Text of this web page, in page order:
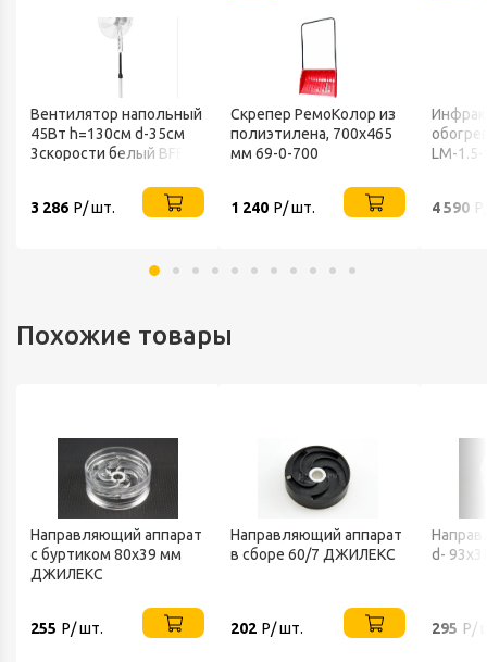
Вентилятор напольный
45Вт h=130см d-35см
3скорости белый BFF-
3 286 Р/ шт.
Скрепер РемоКолор из
полиэтилена, 700x465
мм 69-0-700
1 240 Р/ шт.
LM-
4 590
Похожие товары
Направляющий аппарат
с буртиком 80х39 мм
ДЖИЛЕКС
255 Р/ шт.
Направляющий аппарат
в сборе 60/7 ДЖИЛЕКС
202 Р/ шт.
d-
295 Р/